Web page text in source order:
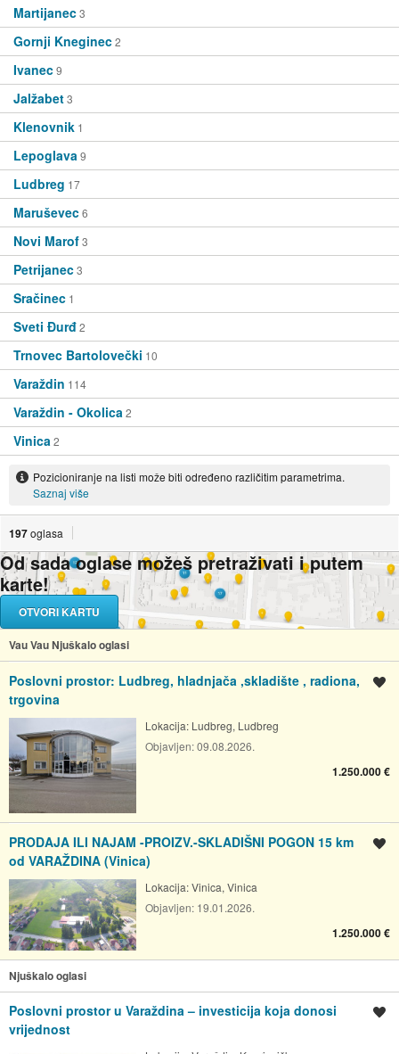
Martijanec3
Gornji Kneginec2
Ivanec9
Jalžabet3
Klenovnik 1
Lepoglava 9
Ludbreg 17
Maruševec6
Novi Marof3
Petrijanec3
Sračinec 1
Sveti Đurđ2
Trnovec Bartolovečki 10
Varaždin 114
Varaždin - Okolica 2
Vinica 2
Pozicioniranje na listi može biti određeno različitim parametrima.
Saznaj više
197oglasa
Od sada oglase možeš pretraživati i putem
karte!
OTVORI KARTU
Vau Vau Njuškalo oglasi
Poslovni prostor: Ludbreg, hladnjača ,skladište , radiona,
trgovina
Lokacija: Ludbreg, Ludbreg
Objavljen:09.08.2026.
1.250.000 €
PRODAJA ILI NAJAM -PROIZV.-SKLADIŠNI POGON 15 km
od VARAŽDINA (Vinica)
Lokacija:Vinica, Vinica
Objavljen: 19.01.2026.
1.250.000 €
Njuškalo oglasi
Poslovni prostor u Varaždina – investicija koja donosi
vrijednost